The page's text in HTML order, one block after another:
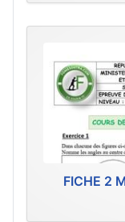
FICHE 2